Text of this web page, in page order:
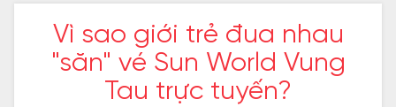
Vì sao giới trẻ đua nhau
"săn" vé Sun World Vung
Tau trực tuyến?